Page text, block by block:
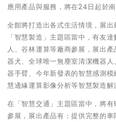
應用產品與服務，將在24日起於
全館將打造出各式生活情境，展
「智慧製造」主題區當中，有友
人、谷林運算等廠商參展，展出
器犬、全球唯一無塵室清潔機器
器手臂、今年新發表的智慧感測
慧邊緣運算影像分析等智慧製造解
在「智慧交通」主題區當中，將
參展，展出產品有：提供完整的